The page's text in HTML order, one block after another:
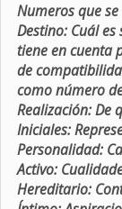
Numeros que
Destino: Cuál es
tiene en cuenta
de
como número
Realización:De
Iniciales:
Personalidad:
Activo:
Hereditario: